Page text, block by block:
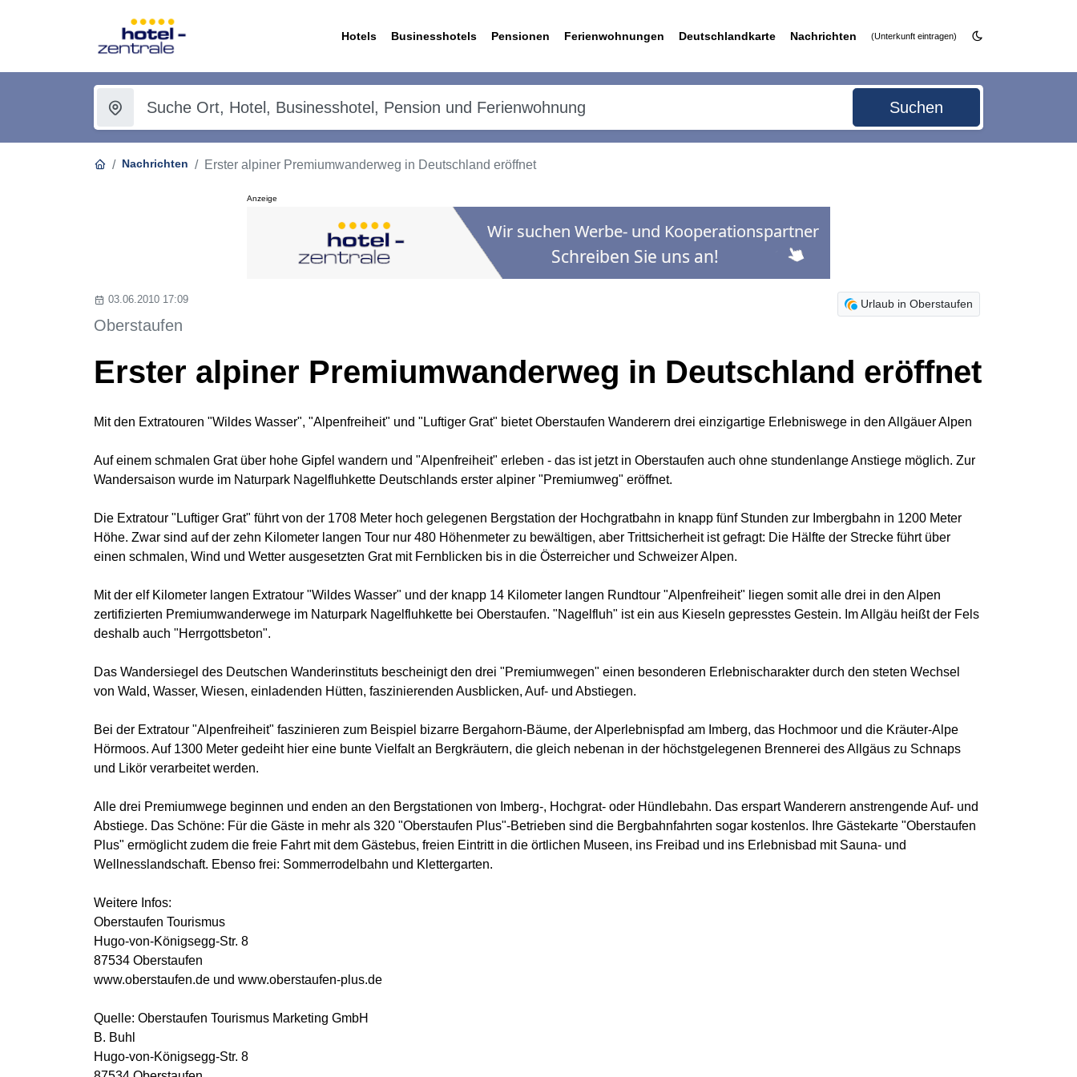
Hotels Businesshotels Pensionen Ferienwohnungen Deutschlandkarte Nachrichten (Unterkunft eintragen)
Suchen
Nachrichten Erster alpiner Premiumwanderweg in Deutschland eröffnet
Anzeige
Urlaub in Oberstaufen
03.06.2010 17:09
Oberstaufen
Erster alpiner Premiumwanderweg in Deutschland eröffnet
Mit den Extratouren "Wildes Wasser", "Alpenfreiheit" und "Luftiger Grat" bietet Oberstaufen Wanderern drei einzigartige Erlebniswege in den Allgäuer Alpen
Auf einem schmalen Grat über hohe Gipfel wandern und "Alpenfreiheit" erleben - das ist jetzt in Oberstaufen auch ohne stundenlange Anstiege möglich. Zur
Wandersaison wurde im Naturpark Nagelfluhkette Deutschlands erster alpiner "Premiumweg" eröffnet.
Die Extratour "Luftiger Grat" führt von der 1708 Meter hoch gelegenen Bergstation der Hochgratbahn in knapp fünf Stunden zur Imbergbahn in 1200 Meter
Höhe. Zwar sind auf der zehn Kilometer langen Tour nur 480 Höhenmeter zu bewältigen, aber Trittsicherheit ist gefragt: Die Hälfte der Strecke führt über
einen schmalen, Wind und Wetter ausgesetzten Grat mit Fernblicken bis in die Österreicher und Schweizer Alpen.
Mit der elf Kilometer langen Extratour "Wildes Wasser" und der knapp 14 Kilometer langen Rundtour "Alpenfreiheit" liegen somit alle drei in den Alpen
zertifizierten Premiumwanderwege im Naturpark Nagelfluhkette bei Oberstaufen. "Nagelfluh" ist ein aus Kieseln gepresstes Gestein. Im Allgäu heißt der Fels
deshalb auch "Herrgottsbeton".
Das Wandersiegel des Deutschen Wanderinstituts bescheinigt den drei "Premiumwegen" einen besonderen Erlebnischarakter durch den steten Wechsel
von Wald, Wasser, Wiesen, einladenden Hütten, faszinierenden Ausblicken, Auf- und Abstiegen.
Bei der Extratour "Alpenfreiheit" faszinieren zum Beispiel bizarre Bergahorn-Bäume, der Alperlebnispfad am Imberg, das Hochmoor und die Kräuter-Alpe
Hörmoos. Auf 1300 Meter gedeiht hier eine bunte Vielfalt an Bergkräutern, die gleich nebenan in der höchstgelegenen Brennerei des Allgäus zu Schnaps
und Likör verarbeitet werden.
Alle drei Premiumwege beginnen und enden an den Bergstationen von Imberg-, Hochgrat- oder Hündlebahn. Das erspart Wanderern anstrengende Auf- und
Abstiege. Das Schöne: Für die Gäste in mehr als 320 "Oberstaufen Plus"-Betrieben sind die Bergbahnfahrten sogar kostenlos. Ihre Gästekarte "Oberstaufen
Plus" ermöglicht zudem die freie Fahrt mit dem Gästebus, freien Eintritt in die örtlichen Museen, ins Freibad und ins Erlebnisbad mit Sauna- und
Wellnesslandschaft. Ebenso frei: Sommerrodelbahn und Klettergarten.
Weitere Infos:
Oberstaufen Tourismus
Hugo-von-Königsegg-Str. 8
87534 Oberstaufen
www.oberstaufen.de und www.oberstaufen-plus.de
Quelle: Oberstaufen Tourismus Marketing GmbH
B. Buhl
Hugo-von-Königsegg-Str. 8